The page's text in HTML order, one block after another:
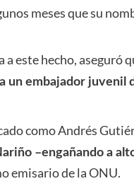
meses que su
este hecho, aseguró
un embajador juvenil
como Andrés
–engañando a
emisario de la ONU.